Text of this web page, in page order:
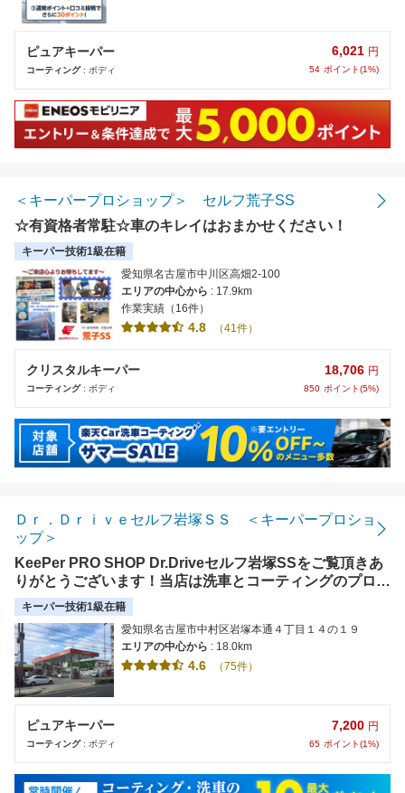
ピュアキーパー
コーティング: ボディ
6,021 円
54 ポイント(1%)
＜キーパープロショップ＞ セルフ荒子SS
☆有資格者常駐☆車のキレイはおまかせください！
キーパー技術1級在籍
愛知県名古屋市中川区高畑2-100
エリアの中心から : 17.9km
作業実績（16件）
4.8 （41件）
クリスタルキーパー
コーティング: ボディ
18,706 円
850 ポイント(5%)
Ｄｒ．Ｄｒｉｖｅセルフ岩塚ＳＳ ＜キーパープロショ
ップ＞
KeePer PRO SHOP Dr.Driveセルフ岩塚SSをご覧頂きあ
りがとうございます！当店は洗車とコーティングのプロシ
ョップです。気になる汚れ、コーティングについての疑問
など何でもご相談下さい！
キーパー技術1級在籍
愛知県名古屋市中村区岩塚本通４丁目１４の１９
エリアの中心から : 18.0km
4.6 （75件）
ピュアキーパー
コーティング: ボディ
7,200 円
65 ポイント(1%)